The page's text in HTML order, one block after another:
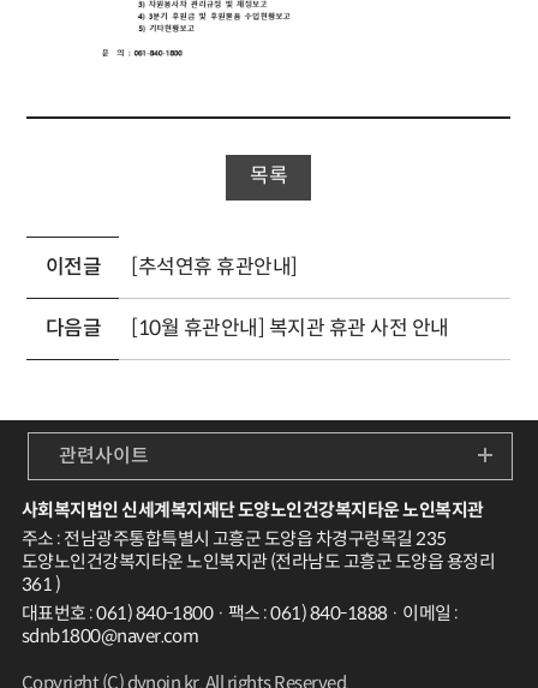
목록
이전글 [추석연휴 휴관안내]
다음글 [10월 휴관안내] 복지관 휴관 사전 안내
사회복지법인 신세계복지재단 도양노인건강복지타운 노인복지관
주소 : 전남광주통합특별시 고흥군 도양읍 차경구렁목길 235
도양노인건강복지타운 노인복지관 (전라남도 고흥군 도양읍 용정리
361 )
대표번호 : 061) 840-1800 · 팩스 : 061) 840-1888 · 이메일 :
sdnb1800@naver.com
Copyright (C) dynoin.kr. All rights Reserved.
관련사이트